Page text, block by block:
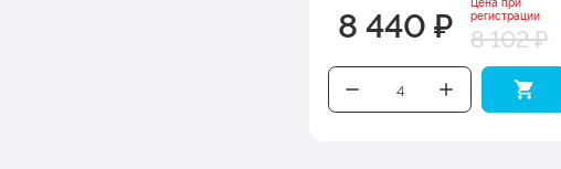
8 440 ₽
регистрации
8 102 ₽